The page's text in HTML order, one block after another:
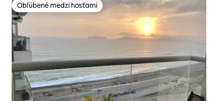
Obľúbené medzi hosťami
Obľúbené medzi hosťami